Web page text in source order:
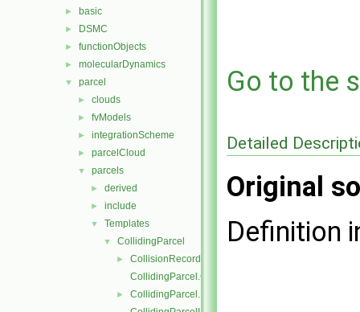
► basic
► DSMC
► functionObjects
► molecularDynamics
▼ parcel
► clouds
► fvModels
► integrationScheme
► parcelCloud
▼ parcels
► derived
► include
▼ Templates
▼ CollidingParcel
►
CollisionRecordList
CollidingParcel.C
►
CollidingParcel.H
Go to the
Detailed
Original
Definition